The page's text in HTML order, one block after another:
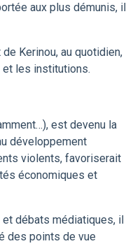
aux plus démunis, il
Kerinou, au quotidien,
les institutions.
est devenu la
développement
violents, favoriserait
économiques et
débats médiatiques, il
des points de vue